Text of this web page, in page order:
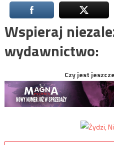
Wspieraj
wydawnictwo:
Czy jest